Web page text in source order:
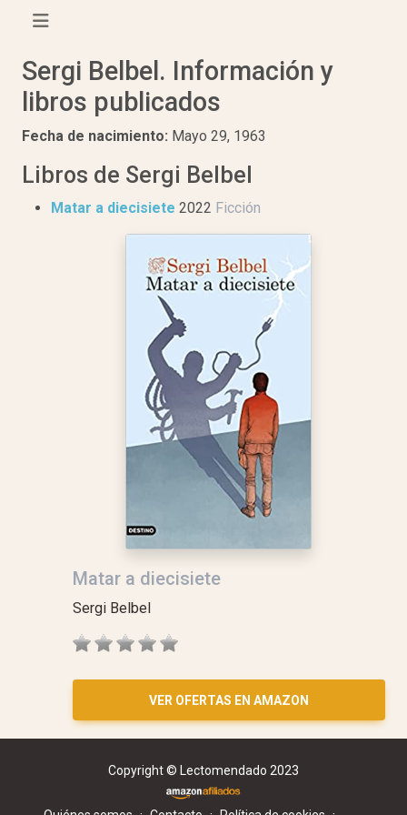
Sergi Belbel. Información y
libros publicados
Fecha de nacimiento: Mayo 29, 1963
Libros de Sergi Belbel
Matar a diecisiete 2022 Ficción
Matar a diecisiete
Sergi Belbel
VER OFERTAS EN AMAZON
Copyright © Lectomendado 2023